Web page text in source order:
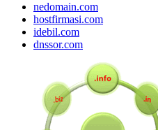
nedomain.com
hostfirmasi.com
idebil.com
dnssor.com